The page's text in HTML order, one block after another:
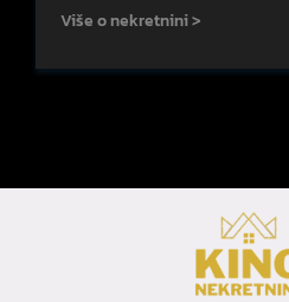
Više o nekretnini >